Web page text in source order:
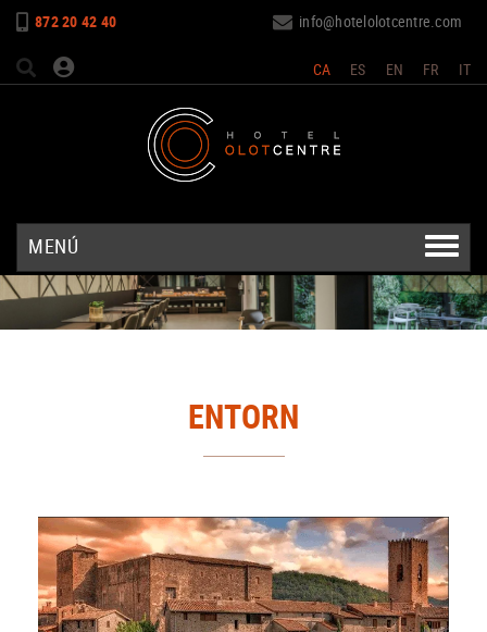
872 20 42 40 info@hotelolotcentre.com
CA ES EN FR IT
MENÚ
ENTORN